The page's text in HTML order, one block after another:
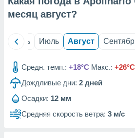
из
данных
месяц август?
Июнь Июль Август
Средн. темп.: +18°C Макс.: +26°C
Дождливые дни: 2 дней
Осадки: 12 мм
Средняя скорость ветра: 3 м/с